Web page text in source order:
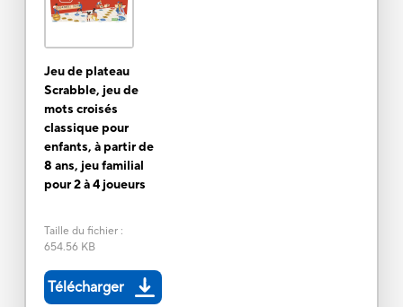
Jeu de plateau
Scrabble, jeu de
mots croisés
classique pour
enfants, à partir de
8 ans, jeu familial
pour 2 à 4 joueurs
Taille du fichier:
654.56 KB
Télécharger